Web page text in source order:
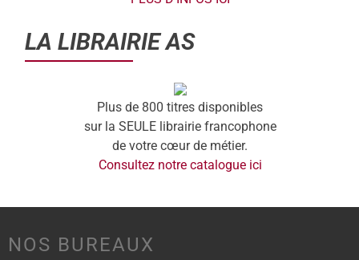
LA LIBRAIRIE AS
Plus de 800 titres disponibles
sur la SEULE librairie francophone
de votre cœur de métier.
Consultez notre catalogue ici
NOS BUREAUX